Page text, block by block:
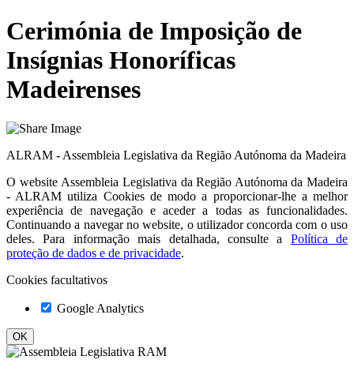
Cerimónia de Imposição de
Insígnias Honoríficas
Madeirenses
ALRAM - Assembleia Legislativa da Região Autónoma da Madeira
O website Assembleia Legislativa da Região Autónoma da Madeira
- ALRAM utiliza Cookies de modo a proporcionar-lhe a melhor
experiência de navegação e aceder a todas as funcionalidades.
Continuando a navegar no website, o utilizador concorda com o uso
deles. Para informação mais detalhada, consulte a
Política de
proteção de dados e de privacidade.
Cookies facultativos
Google Analytics